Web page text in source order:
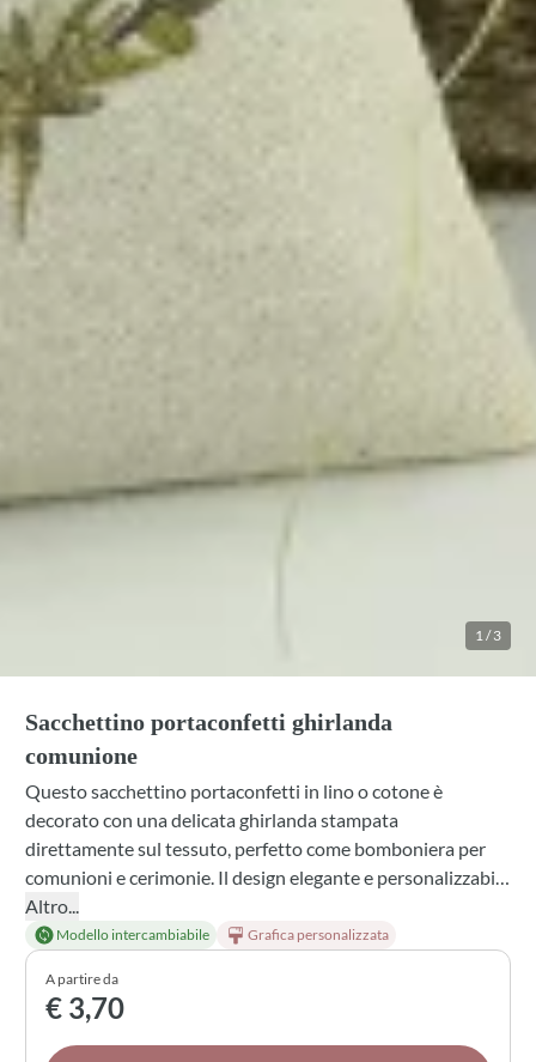
1/3
Sacchettino portaconfetti ghirlanda
comunione
Questo sacchettino portaconfetti in lino o cotone è
decorato con una delicata ghirlanda stampata
direttamente sul tessuto, perfetto come bomboniera per
comunioni e cerimonie. Il design elegante e personalizzabile
si completa con un fiocco in nastro di seta e un tulle bianco
contenente i confetti legati all'esterno. Scegli tra diverse
profumazioni per l'interno, colori di nastro e fiocco, e
confetti a tuo piacere per rendere questa bomboniera
davvero unica e speciale per chi la riceve.
Altro...
Modello intercambiabile Grafica personalizzata
A partire da
€ 3,70